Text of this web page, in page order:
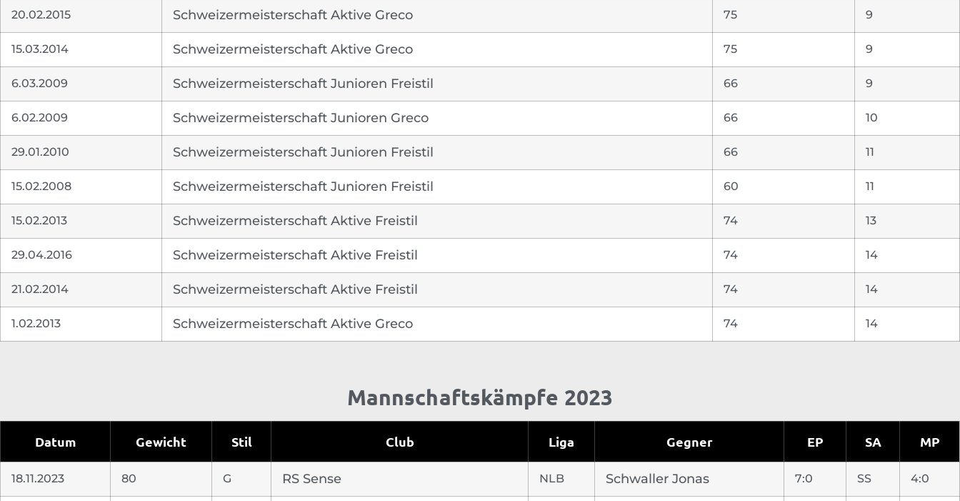
20.02.2015 Schweizermeisterschaft Aktive Greco 75 9
15.03.2014 Schweizermeisterschaft Aktive Greco 75 9
6.03.2009 Schweizermeisterschaft Junioren Freistil 66 9
6.02.2009 Schweizermeisterschaft Junioren Greco 66 10
29.01.2010 Schweizermeisterschaft Junioren Freistil 66 11
15.02.2008 Schweizermeisterschaft Junioren Freistil 60 11
15.02.2013 Schweizermeisterschaft Aktive Freistil 74 13
29.04.2016 Schweizermeisterschaft Aktive Freistil 74 14
21.02.2014 Schweizermeisterschaft Aktive Freistil 74 14
1.02.2013 Schweizermeisterschaft Aktive Greco 74 14
Mannschaftskämpfe 2023
Datum Gewicht Stil Club Liga Gegner EP SA MP
18.11.2023 80 G RS Sense NLB Schwaller Jonas 7:0 SS 4:0